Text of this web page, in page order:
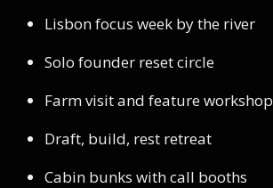
Lisbon focus week by the river
Solo founder reset circle
Farm visit and feature workshop
Draft, build, rest retreat
Cabin bunks with call booths